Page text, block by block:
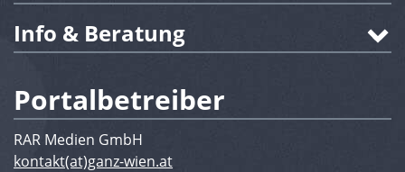
Info & Beratung
Portalbetreiber
RAR Medien GmbH
kontakt(at)ganz-wien.at